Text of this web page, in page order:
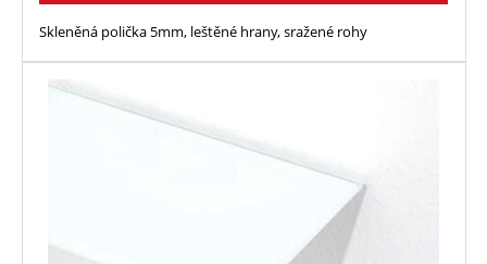
Skleněná polička 5mm, leštěné hrany, sražené rohy